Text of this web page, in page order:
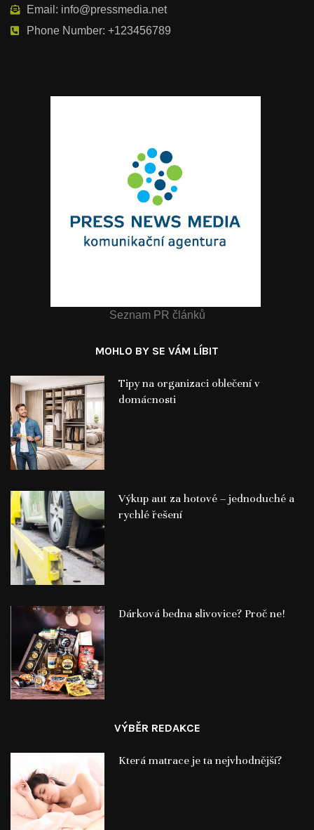
Email: info@pressmedia.net
Phone Number: +123456789
Seznam PR článků
MOHLO BY SE VÁM LÍBIT
Tipy na organizaci oblečení v
domácnosti
Výkup aut za hotové – jednoduché a
rychlé řešení
Dárková bedna slivovice? Proč ne!
VÝBĚR REDAKCE
Která matrace je ta nejvhodnější?